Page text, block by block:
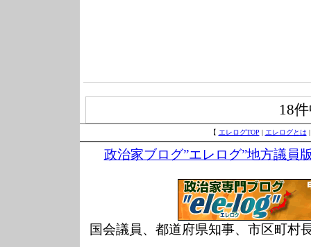
18
【 エレログTOP | エレログとは
政治家ブログ”エレログ”地方議員
国会議員、都道府県知事、市区町村